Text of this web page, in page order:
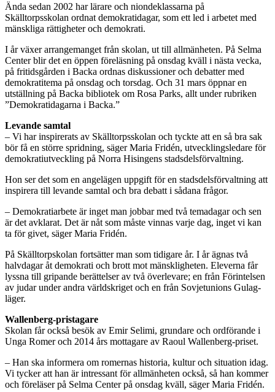
Ända sedan 2002 har lärare och niondeklassarna på
Skälltorpsskolan ordnat demokratidagar, som ett led i arbetet med
mänskliga rättigheter och demokrati.
I år växer arrangemanget från skolan, ut till allmänheten. På Selma
Center blir det en öppen föreläsning på onsdag kväll i nästa vecka,
på fritidsgården i Backa ordnas diskussioner och debatter med
demokratitema på onsdag och torsdag. Och 31 mars öppnar en
utställning på Backa bibliotek om Rosa Parks, allt under rubriken
”Demokratidagarna i Backa.”
Levande samtal
– Vi har inspirerats av Skälltorpsskolan och tyckte att en så bra sak
bör få en större spridning, säger Maria Fridén, utvecklingsledare för
demokratiutveckling på Norra Hisingens stadsdelsförvaltning.
Hon ser det som en angelägen uppgift för en stadsdelsförvaltning att
inspirera till levande samtal och bra debatt i sådana frågor.
– Demokratiarbete är inget man jobbar med två temadagar och sen
är det avklarat. Det är nåt som måste vinnas varje dag, inget vi kan
ta för givet, säger Maria Fridén.
På Skälltorpskolan fortsätter man som tidigare år. I år ägnas två
halvdagar åt demokrati och brott mot mänskligheten. Eleverna får
lyssna till gripande berättelser av två överlevare; en från Förintelsen
av judar under andra världskriget och en från Sovjetunions Gulag-
läger.
Wallenberg-pristagare
Skolan får också besök av Emir Selimi, grundare och ordförande i
Unga Romer och 2014 års mottagare av Raoul Wallenberg-priset.
– Han ska informera om romernas historia, kultur och situation idag.
Vi tycker att han är intressant för allmänheten också, så han kommer
och föreläser på Selma Center på onsdag kväll, säger Maria Fridén.